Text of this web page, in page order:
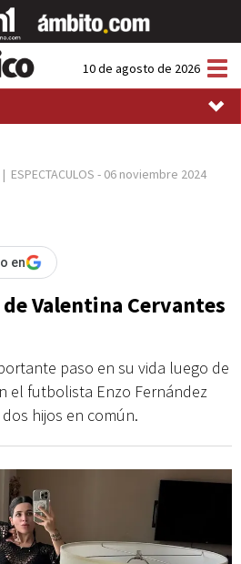
10 de agosto de 2026
| ESPECTACULOS - 06 noviembre 2024
en
Valentina Cervantes
paso en su vida luego de
el futbolista Enzo Fernández
hijos en común.